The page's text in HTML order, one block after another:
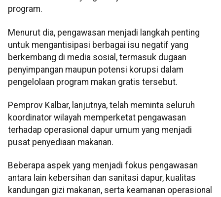
program.
Menurut dia, pengawasan menjadi langkah penting
untuk mengantisipasi berbagai isu negatif yang
berkembang di media sosial, termasuk dugaan
penyimpangan maupun potensi korupsi dalam
pengelolaan program makan gratis tersebut.
Pemprov Kalbar, lanjutnya, telah meminta seluruh
koordinator wilayah memperketat pengawasan
terhadap operasional dapur umum yang menjadi
pusat penyediaan makanan.
Beberapa aspek yang menjadi fokus pengawasan
antara lain kebersihan dan sanitasi dapur, kualitas
kandungan gizi makanan, serta keamanan operasional